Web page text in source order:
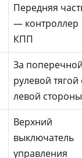
Передняя
— контроллер
КПП
За
рулевой тягой
левой стороны
Верхний
выключатель
управления